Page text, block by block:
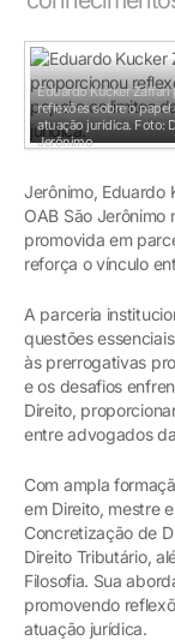
Eduardo Kucker
reflexões sobre o papel
atuação jurídica. Foto:
Jerônimo
Jerônimo, Eduardo
OAB São
promovida em
reforça o vínculo
A parceria
questões
às prerrogativas
e os desafios
Direito,
entre advogados
Com ampla
em Direito, mestre
Concretização de
Direito Tributário,
Filosofia. Sua
promovendo
atuação jurídica.